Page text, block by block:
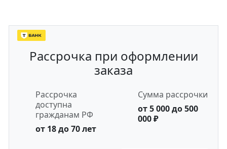
Рассрочка при оформлении
заказа
Рассрочка
доступна
гражданам РФ
от 18 до 70 лет
Сумма рассрочки
от 5 000 до 500
000 ₽